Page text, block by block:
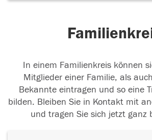
In einem Familienkreis können
Mitglieder einer Familie, als
Bekannte eintragen und so eine
bilden. Bleiben Sie in Kontakt mit
und tragen Sie sich jetzt ganz